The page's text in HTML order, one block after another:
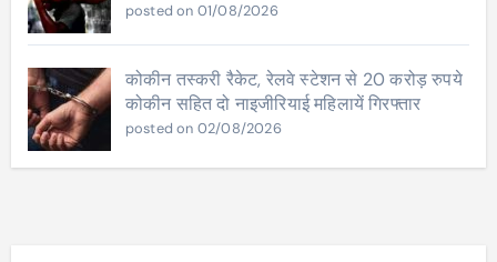
posted on 01/08/2026
कोकीन तस्करी रैकेट, रेलवे स्टेशन से 20 करोड़ रुपये
कोकीन सहित दो नाइजीरियाई महिलायें गिरफ्तार
posted on 02/08/2026